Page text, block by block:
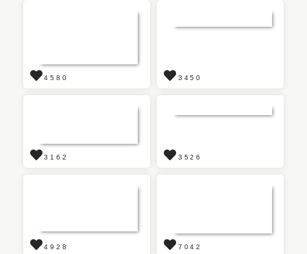
4580 3450
3162 3526
4928 7042